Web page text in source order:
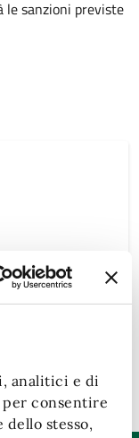
analitici e di
consentire
stesso,
le sanzioni previste